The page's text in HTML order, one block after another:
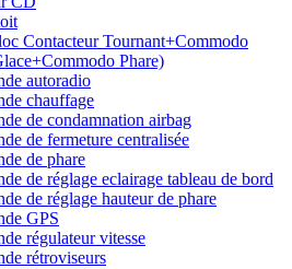
Contacteur Tournant+Commodo
Phare)
autoradio
chauffage
de condamnation airbag
de fermeture centralisée
de phare
de réglage eclairage tableau de bord
de réglage hauteur de phare
GPS
régulateur vitesse
rétroviseurs